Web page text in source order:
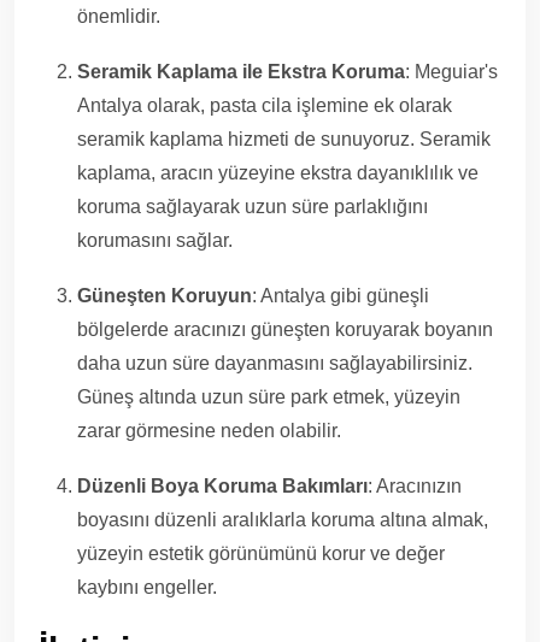
önemlidir.
Seramik Kaplama ile Ekstra Koruma: Meguiar's
Antalya olarak, pasta cila işlemine ek olarak
seramik kaplama hizmeti de sunuyoruz. Seramik
kaplama, aracın yüzeyine ekstra dayanıklılık ve
koruma sağlayarak uzun süre parlaklığını
korumasını sağlar.
Güneşten Koruyun: Antalya gibi güneşli
bölgelerde aracınızı güneşten koruyarak boyanın
daha uzun süre dayanmasını sağlayabilirsiniz.
Güneş altında uzun süre park etmek, yüzeyin
zarar görmesine neden olabilir.
Düzenli Boya Koruma Bakımları: Aracınızın
boyasını düzenli aralıklarla koruma altına almak,
yüzeyin estetik görünümünü korur ve değer
kaybını engeller.